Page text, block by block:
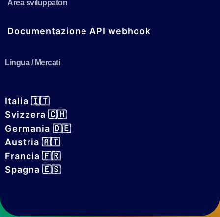
Area sviluppatori
Documentazione API webhook
Lingua / Mercati
Italia 🇮🇹
Svizzera 🇨🇭
Germania 🇩🇪
Austria 🇦🇹
Francia 🇫🇷
Spagna 🇪🇸